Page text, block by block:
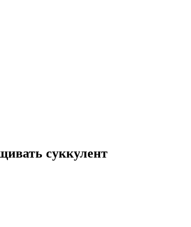
суккулент